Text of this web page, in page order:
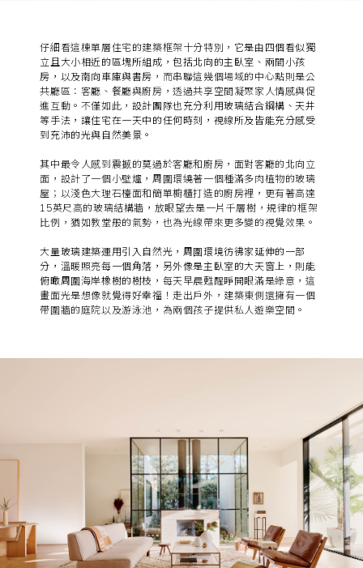
仔細看這棟單層住宅的建築框架十分特別， 它是由四個看似獨
立且大小相近的區塊所組成，包括北向的主臥室、兩間小孩
房，以及南向車庫與書房 ，而串聯這幾個場域的中心點則是公
共廳區：客廳、餐廳與廚房，透過共享空間凝聚家人情感與促
進互動。不僅如此， 設計團隊也充分利用玻璃結合鋼構、天井
等手法，讓住宅在一天中的任何時刻，視線所及皆能充分感受
到充沛的光與自然美景。
其中最令人感到震撼的莫過於客廳和廚房，面對客廳的北向立
面，設計了一個小壁爐，周圍環繞著一個種滿多肉植物的玻璃
屋；以淺色大理石檯面和簡單櫥櫃打造的廚房裡，更有著高達
15英尺高的玻璃結構牆，放眼望去是一片千層樹，規律的框架
比例，猶如教堂般的氣勢，也為光線帶來更多變的視覺效果。
大量玻璃建築運用引入自然光，周圍環境彷彿家延伸的一部
分，溫暖照亮每一個角落，另外像是主臥室的大天窗上，則能
俯瞰周圍海岸橡樹的樹枝 ，每天早晨甦醒睜開眼滿是綠意，這
畫面光是想像就覺得好幸福！走出戶外，建築東側還擁有一個
帶圍牆的庭院以及游泳池，為兩個孩子提供私人遊樂空間。